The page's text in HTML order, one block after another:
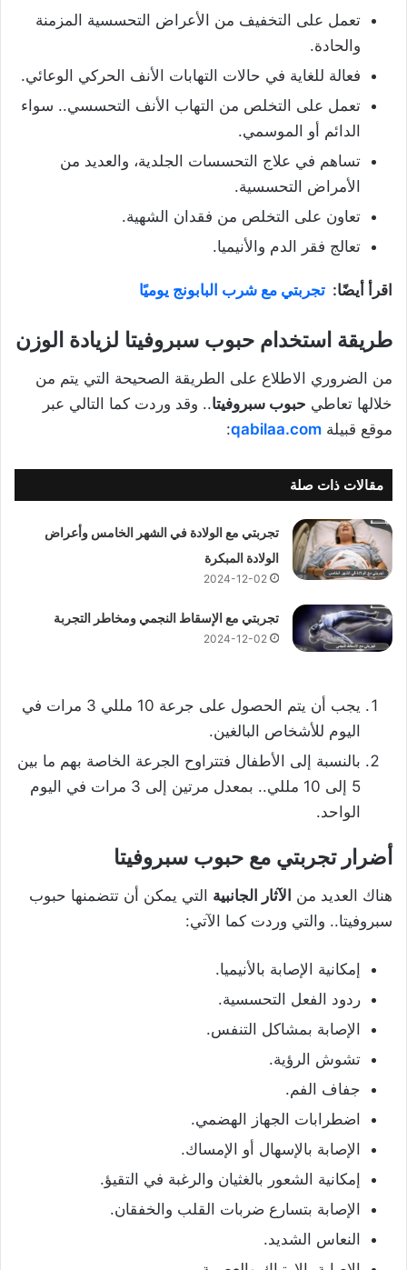
تعمل على التخفيف من الأعراض التحسسية المزمنة
والحادة.
فعالة للغاية في حالات التهابات الأنف الحركي الوعائي.
تعمل على التخلص من التهاب الأنف التحسسي.. سواء
الدائم أو الموسمي.
تساهم في علاج التحسسات الجلدية، والعديد من
الأمراض التحسسية.
تعاون على التخلص من فقدان الشهية.
تعالج فقر الدم والأنيميا.
اقرأ أيضًا: تجربتي مع شرب البابونج يوميًا
طريقة استخدام حبوب سبروفيتا لزيادة الوزن
من الضروري الاطلاع على الطريقة الصحيحة التي يتم من
خلالها تعاطي حبوب سبروفيتا.. وقد وردت كما التالي عبر
موقع قبيلة qabilaa.com
:
مقالات ذات صلة
تجربتي مع الولادة في الشهر الخامس وأعراض
الولادة المبكرة
2024-12-02
تجربتي مع الإسقاط النجمي ومخاطر التجربة
2024-12-02
يجب أن يتم الحصول على جرعة 10 مللي 3 مرات في
اليوم للأشخاص البالغين.
بالنسبة إلى الأطفال فتتراوح الجرعة الخاصة بهم ما بين
5 إلى 10 مللي.. بمعدل مرتين إلى 3 مرات في اليوم
الواحد.
أضرار تجربتي مع حبوب سبروفيتا
هناك العديد من الآثار الجانبية التي يمكن أن تتضمنها حبوب
سبروفيتا.. والتي وردت كما الآتي:
إمكانية الإصابة بالأنيميا.
ردود الفعل التحسسية.
الإصابة بمشاكل التنفس.
تشوش الرؤية.
جفاف الفم.
اضطرابات الجهاز الهضمي.
الإصابة بالإسهال أو الإمساك.
إمكانية الشعور بالغثيان والرغبة في التقيؤ.
الإصابة بتسارع ضربات القلب والخفقان.
النعاس الشديد.